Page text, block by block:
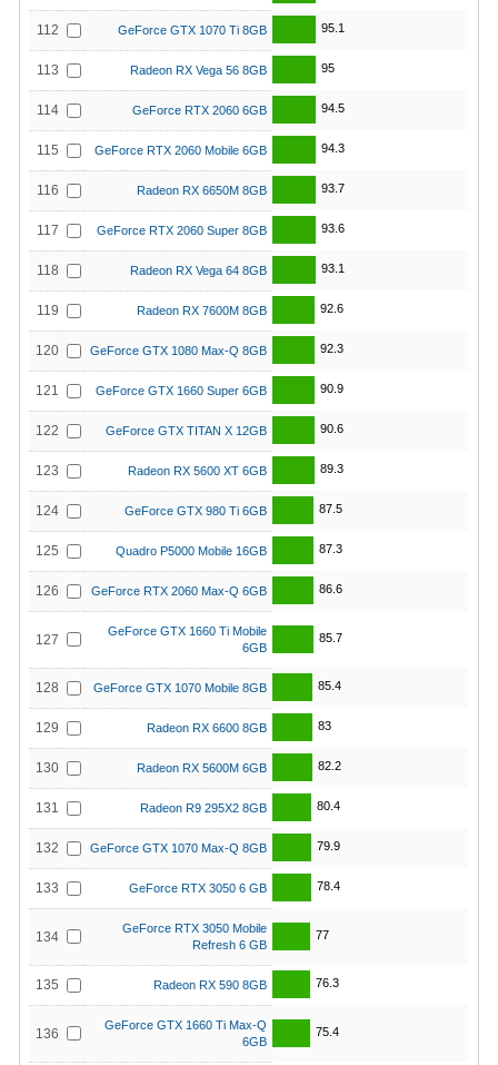
112 GeForce GTX 1070 Ti 8GB 95.1
113 Radeon RX Vega 56 8GB 95
114 GeForce RTX 2060 6GB 94.5
115 GeForce RTX 2060 Mobile 6GB 94.3
116 Radeon RX 6650M 8GB 93.7
117 GeForce RTX 2060 Super 8GB 93.6
118 Radeon RX Vega 64 8GB 93.1
119 Radeon RX 7600M 8GB 92.6
120 GeForce GTX 1080 Max-Q 8GB 92.3
121 GeForce GTX 1660 Super 6GB 90.9
122 GeForce GTX TITAN X 12GB 90.6
123 Radeon RX 5600 XT 6GB 89.3
124 GeForce GTX 980 Ti 6GB 87.5
125 Quadro P5000 Mobile 16GB 87.3
126 GeForce RTX 2060 Max-Q 6GB 86.6
127
GeForce GTX 1660 Ti Mobile
6GB
85.7
128 GeForce GTX 1070 Mobile 8GB 85.4
129 Radeon RX 6600 8GB 83
130 Radeon RX 5600M 6GB 82.2
131 Radeon R9 295X2 8GB 80.4
132 GeForce GTX 1070 Max-Q 8GB 79.9
133 GeForce RTX 3050 6 GB 78.4
134
GeForce RTX 3050 Mobile
Refresh 6 GB
77
135 Radeon RX 590 8GB 76.3
136
GeForce GTX 1660 Ti Max-Q
6GB
75.4